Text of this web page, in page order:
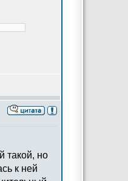
такой, но
к ней